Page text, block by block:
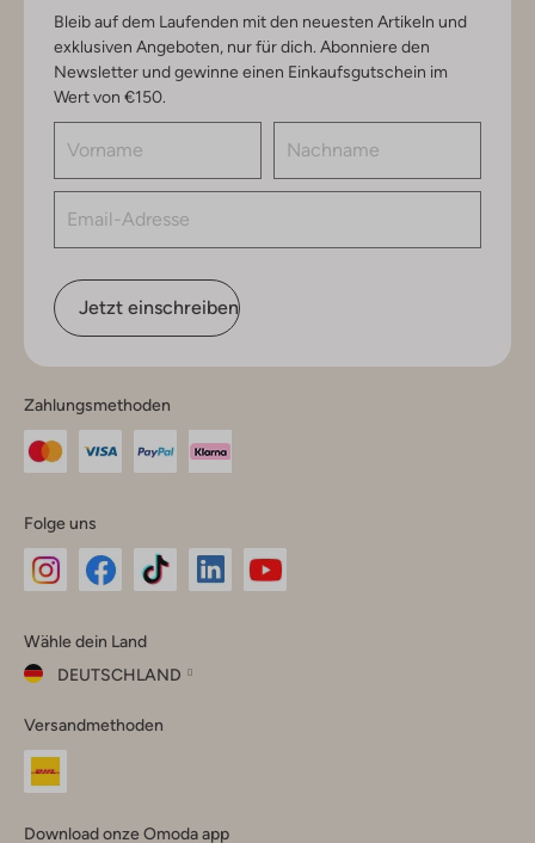
Bleib auf dem Laufenden mit den neuesten Artikeln und
exklusiven Angeboten, nur für dich. Abonniere den
Newsletter und gewinne einen Einkaufsgutschein im
Wert von €150.
Jetzt einschreiben
Zahlungsmethoden
Folge uns
Instagram
Facebook
TikTok
Wähle dein Land
DEUTSCHLAND
dein
Land
Versandmethoden
Download onze Omoda app